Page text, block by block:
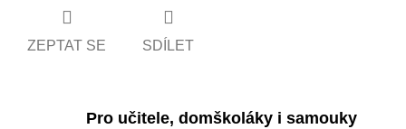
ZEPTAT SE SDÍLET
Pro učitele, domškoláky i samouky